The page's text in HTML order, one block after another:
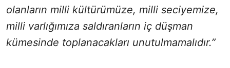
olanların milli kültürümüze, milli seciyemize,
milli varlığımıza saldıranların iç düşman
kümesinde toplanacakları unutulmamalıdır.”